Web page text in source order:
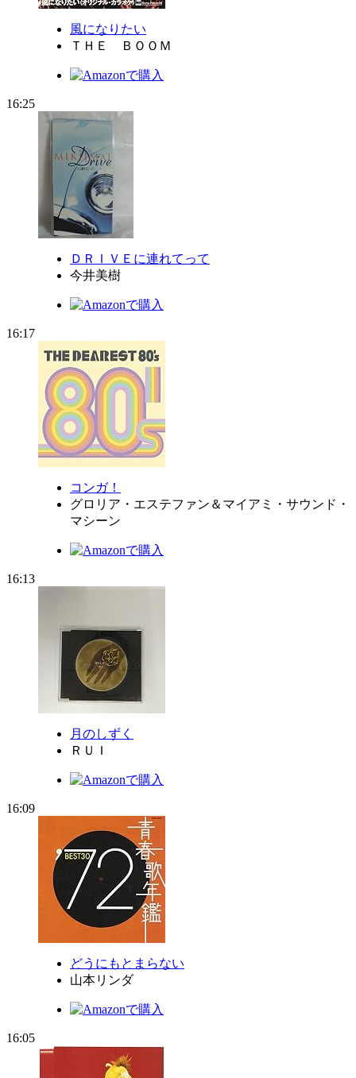
風になりたい
ＴＨＥ ＢＯＯＭ
16:25
ＤＲＩＶＥに連れてって
今井美樹
16:17
コンガ！
グロリア・エステファン＆マイアミ・サウンド・
マシーン
16:13
月のしずく
ＲＵＩ
16:09
どうにもとまらない
山本リンダ
16:05